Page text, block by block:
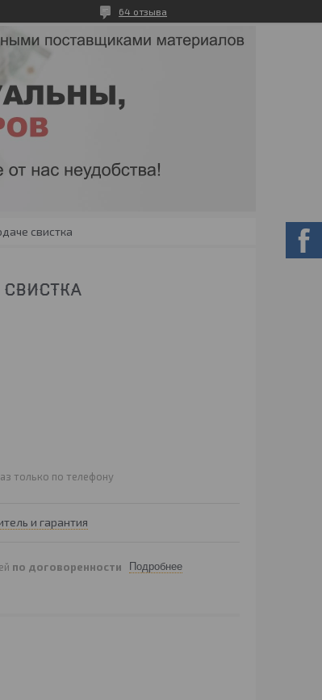
64 отзыва
свистка
только по телефону
и гарантия
по договоренности Подробнее